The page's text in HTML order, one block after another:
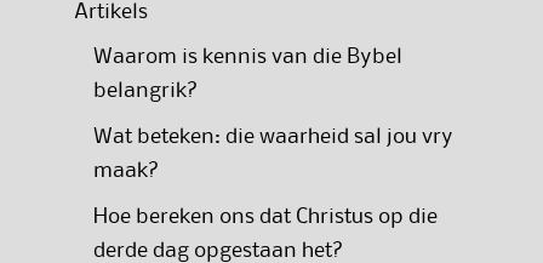
Artikels
Waarom is kennis van die Bybel
belangrik?
Wat beteken: die waarheid sal jou vry
maak?
Hoe bereken ons dat Christus op die
derde dag opgestaan het?